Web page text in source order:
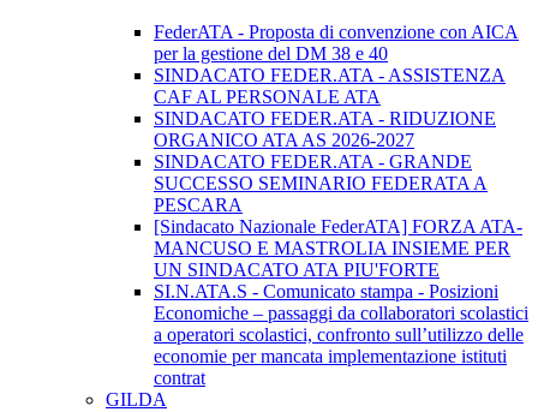
FederATA - Proposta di convenzione con AICA
per la gestione del DM 38 e 40
SINDACATO FEDER.ATA - ASSISTENZA
CAF AL PERSONALE ATA
SINDACATO FEDER.ATA - RIDUZIONE
ORGANICO ATA AS 2026-2027
SINDACATO FEDER.ATA - GRANDE
SUCCESSO SEMINARIO FEDERATA A
PESCARA
[Sindacato Nazionale FederATA] FORZA ATA-
MANCUSO E MASTROLIA INSIEME PER
UN SINDACATO ATA PIU'FORTE
SI.N.ATA.S - Comunicato stampa - Posizioni
Economiche – passaggi da collaboratori scolastici
a operatori scolastici, confronto sull’utilizzo delle
economie per mancata implementazione istituti
contrat
GILDA